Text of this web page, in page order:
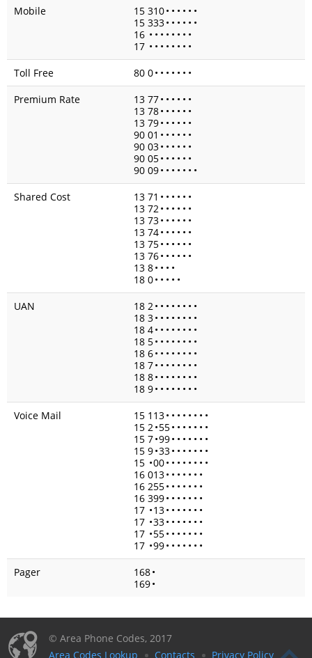
Mobile
15 310• • • • • •
15 333• • • • • •
16 • • • • • • • •
17 • • • • • • • •
Toll Free
80 0• • • • • • •
Premium Rate
13 77• • • • • •
13 78• • • • • •
13 79• • • • • •
90 01 • • • • • •
90 03• • • • • •
90 05• • • • • •
90 09• • • • • • •
Shared Cost
13 71 • • • • • •
13 72• • • • • •
13 73• • • • • •
13 74• • • • • •
13 75• • • • • •
13 76• • • • • •
13 8• • • •
18 0• • • • •
UAN
18 2• • • • • • • •
18 3• • • • • • • •
18 4• • • • • • • •
18 5• • • • • • • •
18 6• • • • • • • •
18 7• • • • • • • •
18 8• • • • • • • •
18 9• • • • • • • •
Voice Mail
15 113• • • • • • • •
15 2•55• • • • • • •
15 7•99• • • • • • •
15 9•33• • • • • • •
15 •00• • • • • • • •
16 013• • • • • • •
16 255• • • • • • •
16 399• • • • • • •
17 •13• • • • • • •
17 •33• • • • • • •
17 •55• • • • • • •
17 •99• • • • • • •
Pager
168•
169•
© Area Phone Codes, 2017
Area Codes Lookup
Contacts Privacy Policy